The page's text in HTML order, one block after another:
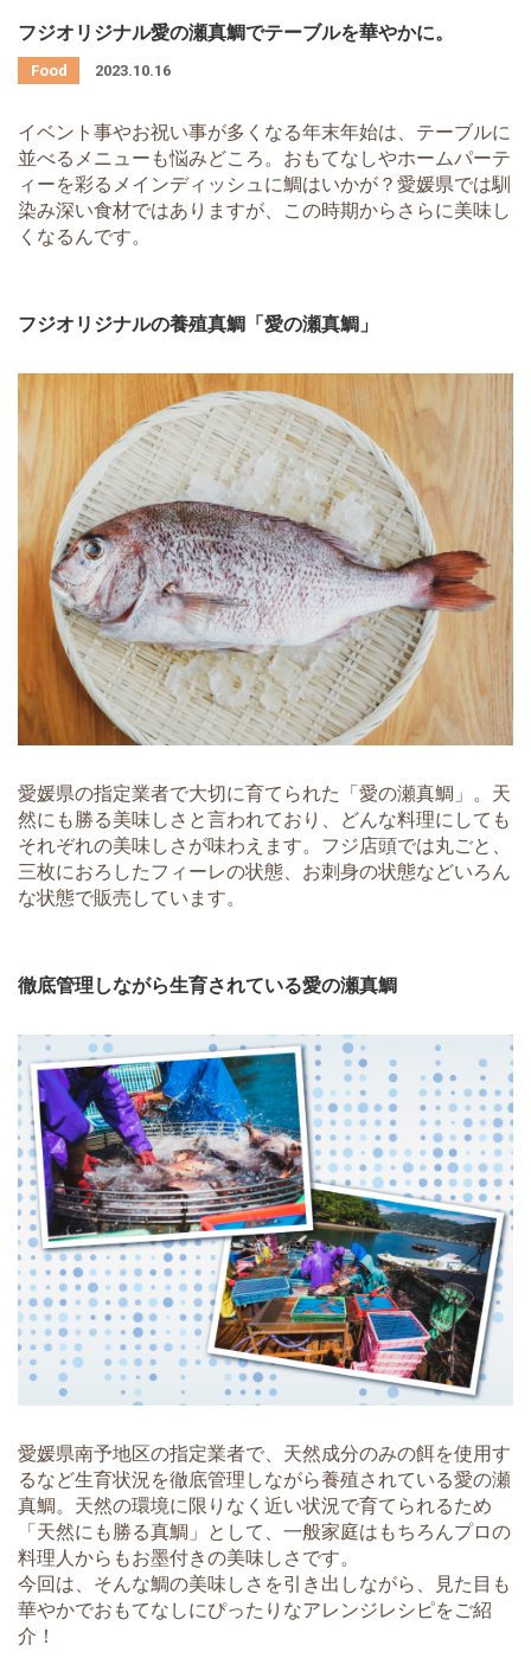
フジオリジナル愛の瀬真鯛でテーブルを華やかに。
2023.10.16
イベント事やお祝い事が多くなる年末年始は、テーブルに
並べるメニューも悩みどころ。おもてなしやホームパーテ
ィーを彩るメインディッシュに鯛はいかが？愛媛県では馴
染み深い食材ではありますが、この時期からさらに美味し
くなるんです。
フジオリジナルの養殖真鯛「愛の瀬真鯛」
愛媛県の指定業者で大切に育てられた「愛の瀬真鯛」。天
然にも勝る美味しさと言われており、どんな料理にしても
それぞれの美味しさが味わえます。フジ店頭では丸ごと、
三枚におろしたフィーレの状態、お刺身の状態などいろん
な状態で販売しています。
徹底管理しながら生育されている愛の瀬真鯛
愛媛県南予地区の指定業者で、天然成分のみの餌を使用す
るなど生育状況を徹底管理しながら養殖されている愛の瀬
真鯛。天然の環境に限りなく近い状況で育てられるため
「天然にも勝る真鯛」として、一般家庭はもちろんプロの
料理人からもお墨付きの美味しさです。
今回は、そんな鯛の美味しさを引き出しながら、見た目も
華やかでおもてなしにぴったりなアレンジレシピをご紹
介！